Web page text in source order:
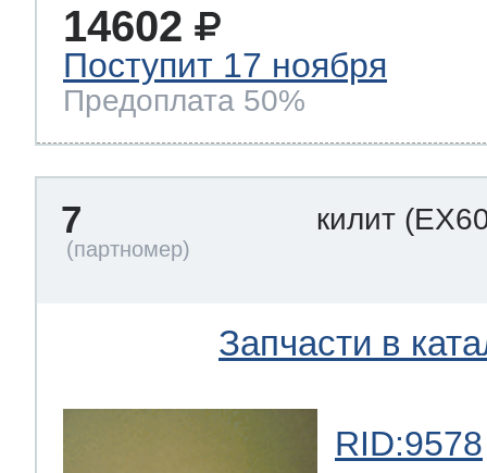
14602
Поступит 17 ноября
Предоплата 50%
7 килит
Запчасти в
RID:9578